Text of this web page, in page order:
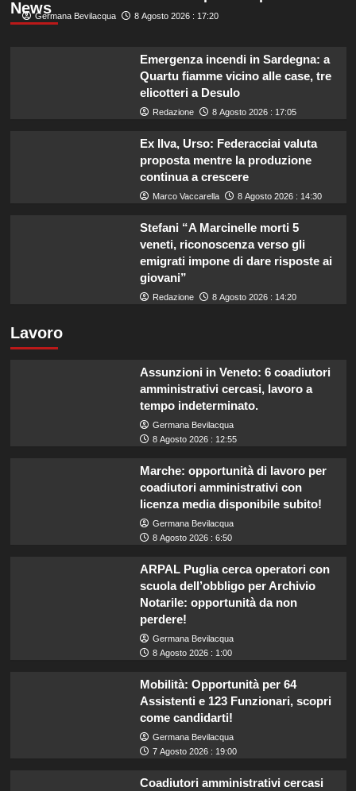
NewsGermana Bevilacqua 8 Agosto 2026 : 17:20
Emergenza incendi in Sardegna: a
Quartu fiamme vicino alle case, tre
elicotteri a Desulo
Redazione 8 Agosto 2026 : 17:05
Ex Ilva, Urso: Federacciai valuta
proposta mentre la produzione
continua a crescere
Marco Vaccarella 8 Agosto 2026 : 14:30
Stefani “A Marcinelle morti 5
veneti, riconoscenza verso gli
emigrati impone di dare risposte ai
giovani”
Redazione 8 Agosto 2026 : 14:20
Lavoro
Assunzioni in Veneto: 6 coadiutori
amministrativi cercasi, lavoro a
tempo indeterminato.
Germana Bevilacqua
8 Agosto 2026 : 12:55
Marche: opportunità di lavoro per
coadiutori amministrativi con
licenza media disponibile subito!
Germana Bevilacqua
8 Agosto 2026 : 6:50
ARPAL Puglia cerca operatori con
scuola dell’obbligo per Archivio
Notarile: opportunità da non
perdere!
Germana Bevilacqua
8 Agosto 2026 : 1:00
Mobilità: Opportunità per 64
Assistenti e 123 Funzionari, scopri
come candidarti!
Germana Bevilacqua
7 Agosto 2026 : 19:00
Coadiutori amministrativi cercasi